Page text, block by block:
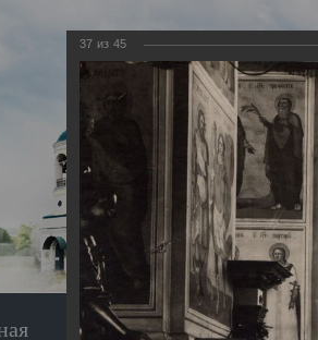
Экскурсия
37 из 45